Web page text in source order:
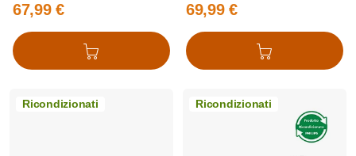
67,99 €
Aggiungi al carrello
69,99 €
Aggiungi al carrello
Ricondizionati Ricondizionati